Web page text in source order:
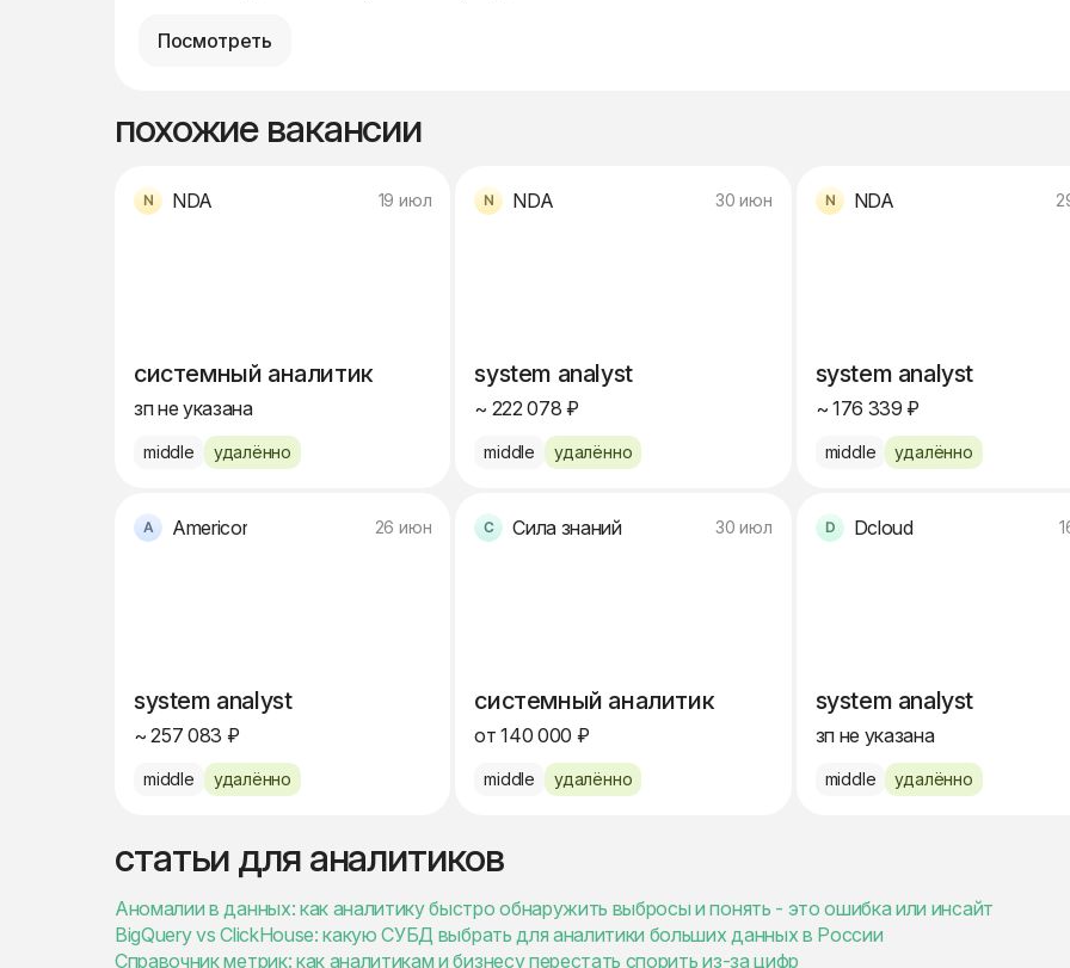
Посмотреть
похожие вакансии
NDA 19 июл
системный аналитик
зп не указана
middle удалённо
NDA 30 июн
system analyst
~ 222 078 ₽
middle удалённо
NDA
system analyst
~ 176 339 ₽
middle удалённо
Americor 26 июн
system analyst
~ 257 083 ₽
middle удалённо
Сила знаний 30 июл
системный аналитик
от 140 000 ₽
middle удалённо
Dcloud
system analyst
зп не указана
middle удалённо
статьи для аналитиков
Аномалии в данных: как аналитику быстро обнаружить выбросы и понять - это ошибка или инсайт
BigQuery vs ClickHouse: какую СУБД выбрать для аналитики больших данных в России
Справочник метрик: как аналитикам и бизнесу перестать спорить из-за цифр